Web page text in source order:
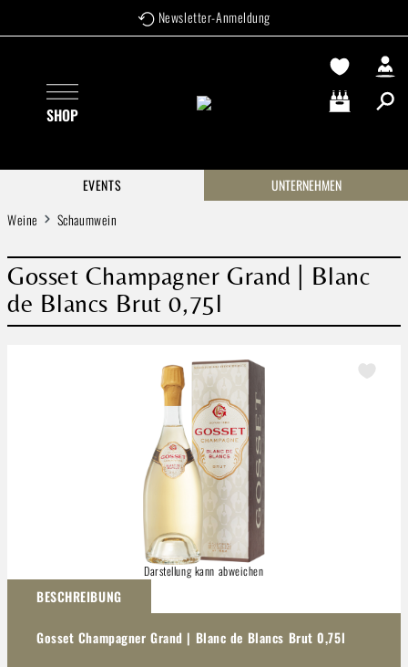
Zum Hauptinhalt springen Newsletter-Anmeldung
SHOP Warenkorb
EVENTS
UNTERNEHMEN
Weine
Schaumwein
Gosset Champagner Grand | Blanc
de Blancs Brut 0,75l
Darstellung kann abweichen
BESCHREIBUNG
Gosset Champagner Grand | Blanc de Blancs Brut 0,75l